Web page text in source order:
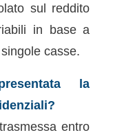
sul reddito
in base a
casse.
la
entro